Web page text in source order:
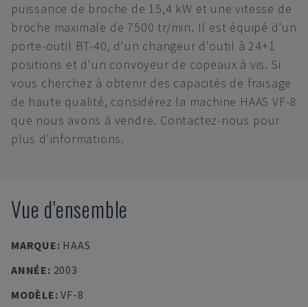
puissance de broche de 15,4 kW et une vitesse de
broche maximale de 7500 tr/min. Il est équipé d'un
porte-outil BT-40, d'un changeur d'outil à 24+1
positions et d'un convoyeur de copeaux à vis. Si
vous cherchez à obtenir des capacités de fraisage
de haute qualité, considérez la machine HAAS VF-8
que nous avons à vendre. Contactez-nous pour
plus d'informations.
Vue d'ensemble
MARQUE: HAAS
ANNÉE: 2003
MODÈLE:VF-8